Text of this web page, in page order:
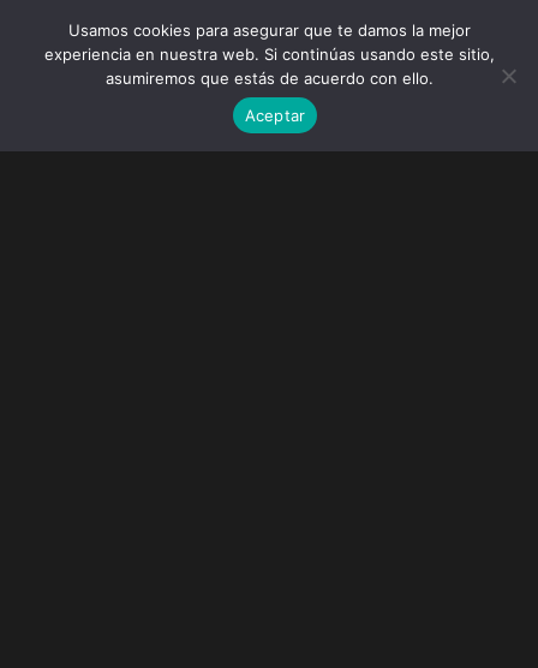
Usamos cookies para asegurar que te damos la mejor
experiencia en nuestra web. Si continúas usando este sitio,
asumiremos que estás de acuerdo con ello.
Aceptar